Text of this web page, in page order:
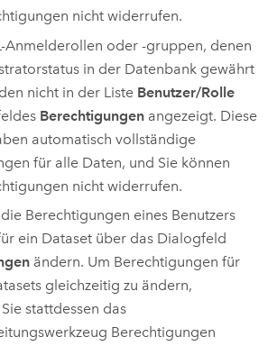
nicht widerrufen.
-Anmelderollen oder -gruppen, denen
in der Datenbank gewährt
nicht in der Liste Benutzer/Rolle
Berechtigungen angezeigt. Diese
automatisch vollständige
für alle Daten, und Sie können
nicht widerrufen.
Berechtigungen eines Benutzers
ein Dataset über das Dialogfeld
ändern. Um Berechtigungen für
gleichzeitig zu ändern,
stattdessen das
Berechtigungen